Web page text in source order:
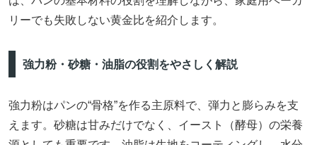
リーでも失敗しない黄金比を紹介します。
強力粉・砂糖・油脂の役割をやさしく解説
強力粉はパンの“骨格”を作る主原料で、弾力と膨らみを支
えます。砂糖は甘みだけでなく、イースト（酵母）の栄養